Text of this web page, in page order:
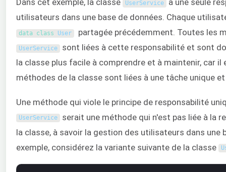
Dans cet exemple, la classe UserService a une seule
utilisateurs dans une base de données. Chaque
data class User partagée précédemment. Toutes les
UserService sont liées à cette responsabilité et sont
la classe plus facile à comprendre et à maintenir, car
méthodes de la classe sont liées à une tâche unique
Une méthode qui viole le principe de responsabilité
UserService serait une méthode qui n'est pas liée à la
la classe, à savoir la gestion des utilisateurs dans une
exemple, considérez la variante suivante de la classe